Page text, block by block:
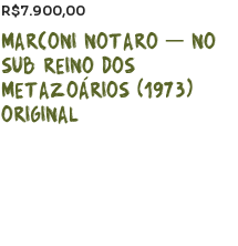
R$7.900,00
Marconi Notaro – No
sub reino dos
metazoários (1973)
Original